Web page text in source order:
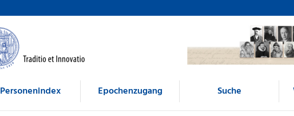
Personenindex Epochenzugang Suche